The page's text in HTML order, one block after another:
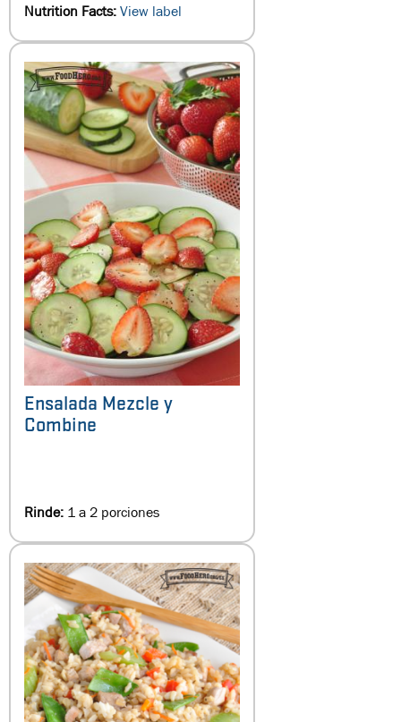
Nutrition Facts:View label
Ensalada Mezcle y
Combine
Rinde: 1 a 2 porciones